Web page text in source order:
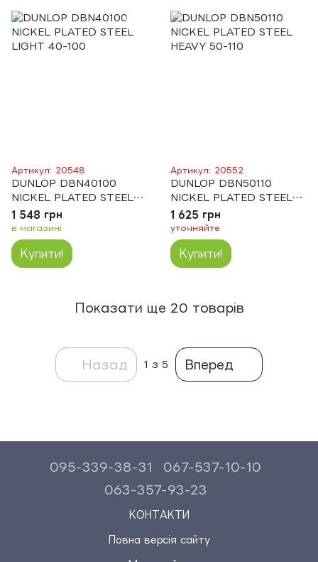
Артикул: 20548
DUNLOP DBN40100
NICKEL PLATED STEEL
LIGHT 40-100
1 548 грн
в магазині
Купити!
Артикул: 20552
DUNLOP DBN50110
NICKEL PLATED STEEL
HEAVY 50-110
1 625 грн
уточняйте
Купити!
Показати ще 20 товарів
Назад 1 з 5 Вперед
095-339-38-31
067-537-10-10
063-357-93-23
КОНТАКТИ
Повна версія сайту